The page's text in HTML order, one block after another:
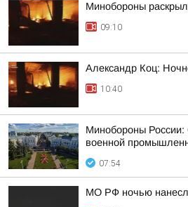
Минобороны
09:10
Александр Коц:
10:40
Минобороны России:
военной
07:54
МО РФ ночью